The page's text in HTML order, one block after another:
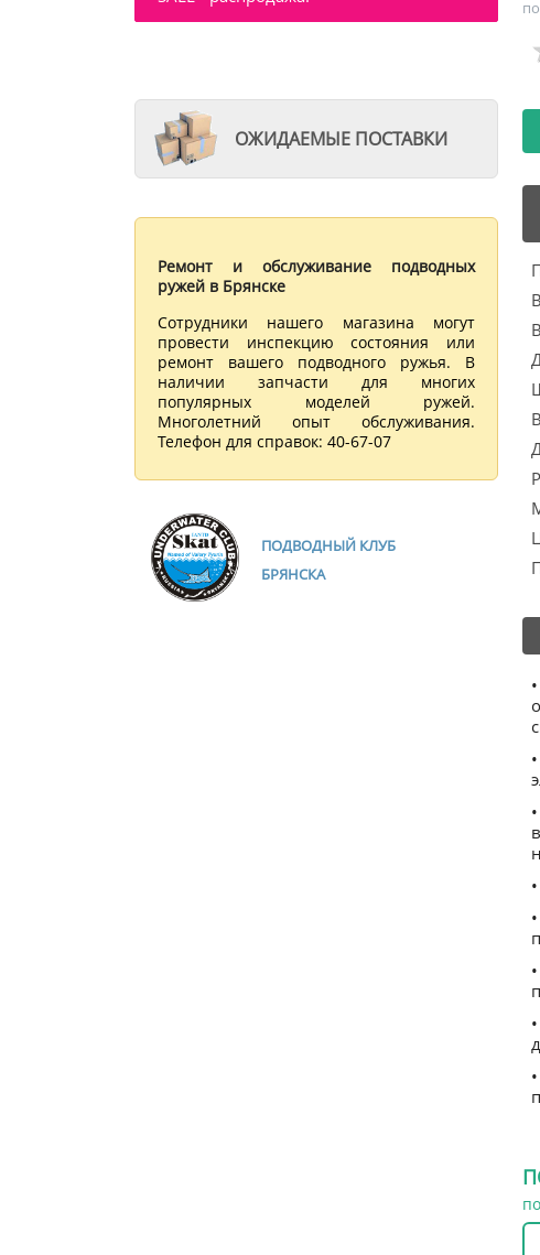
ОЖИДАЕМЫЕ ПОСТАВКИ
Ремонт и обслуживание подводных
ружей в Брянске
Сотрудники нашего магазина могут
провести инспекцию состояния или
ремонт вашего подводного ружья. В
наличии запчасти для многих
популярных моделей ружей.
Многолетний опыт обслуживания.
Телефон для справок: 40-67-07
ПОДВОДНЫЙ КЛУБ
БРЯНСКА